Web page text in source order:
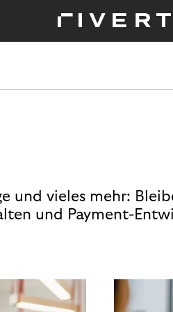
und vieles mehr:
und Payment-